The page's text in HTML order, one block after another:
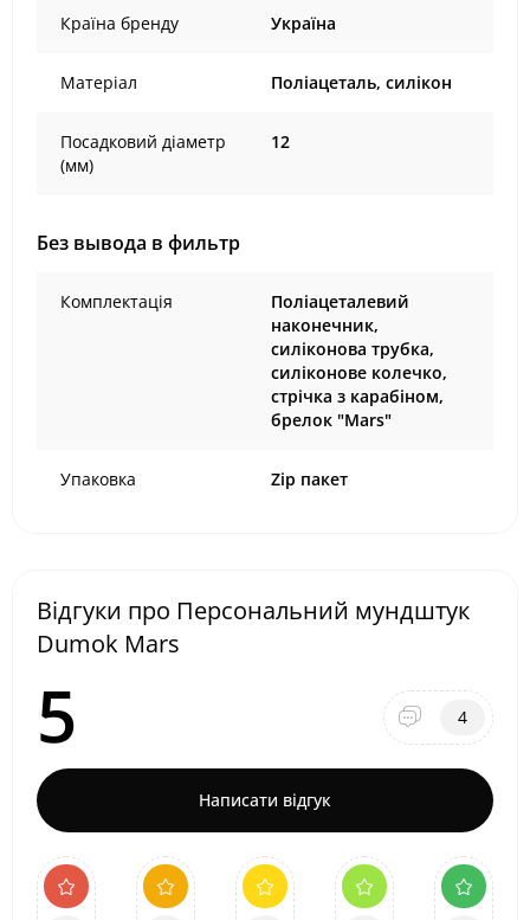
Країна бренду Україна
Матеріал Поліацеталь, силікон
Посадковий діаметр
(мм)
12
Без вывода в фильтр
Комплектація
Поліацеталевий
наконечник,
силіконова трубка,
силіконове колечко,
стрічка з карабіном,
брелок "Mars"
Упаковка Zip пакет
Відгуки про Персональний мундштук
Dumok Mars
5 4
Написати відгук